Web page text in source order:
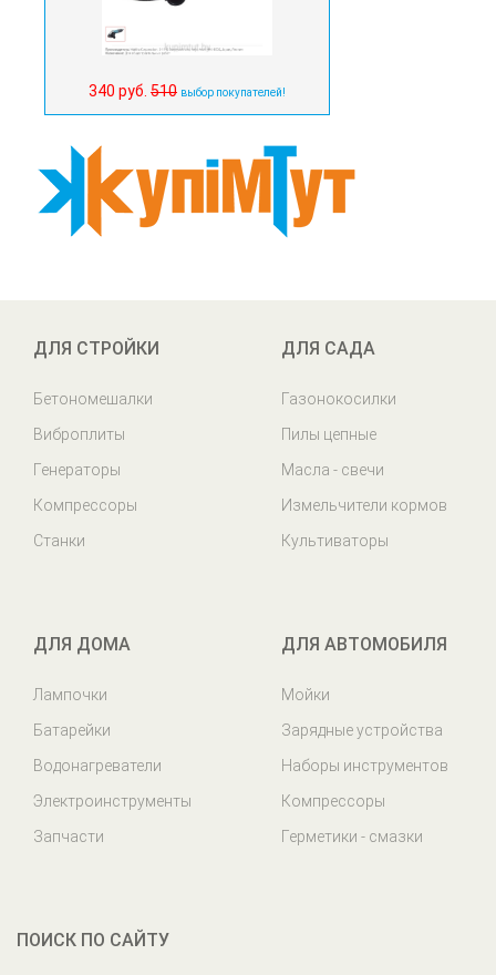
340 руб. 510 выбор покупателей!
ДЛЯ СТРОЙКИ
Бетономешалки
Виброплиты
Генераторы
Компрессоры
Станки
ДЛЯ САДА
Газонокосилки
Пилы цепные
Масла - свечи
Измельчители кормов
Культиваторы
ДЛЯ ДОМА
Лампочки
Батарейки
Водонагреватели
Электроинструменты
Запчасти
ДЛЯ АВТОМОБИЛЯ
Мойки
Зарядные устройства
Наборы инструментов
Компрессоры
Герметики - смазки
ПОИСК ПО САЙТУ